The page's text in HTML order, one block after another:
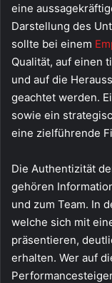
eine
Darstellung des
sollte bei einem
Qualität, auf einen
und auf die
geachtet werden.
sowie ein
eine zielführende
Die Authentizität
gehören
und zum Team. In
welche sich mit
präsentieren,
erhalten. Wer auf